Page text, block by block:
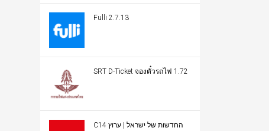
Fulli 2.7.13
SRT D-Ticket จองตั๋วรถไฟ 1.72
C14 החדשות של ישראל | ערוץ